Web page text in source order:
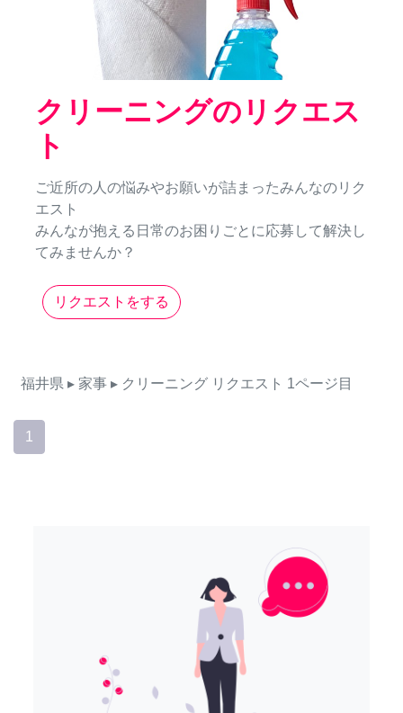
クリーニングのリクエス
ト
ご近所の人の悩みやお願いが詰まったみんなのリク
エスト
みんなが抱える日常のお困りごとに応募して解決し
てみませんか？
リクエストをする
福井県 ▸ 家事 ▸ クリーニング リクエスト 1ページ目
1